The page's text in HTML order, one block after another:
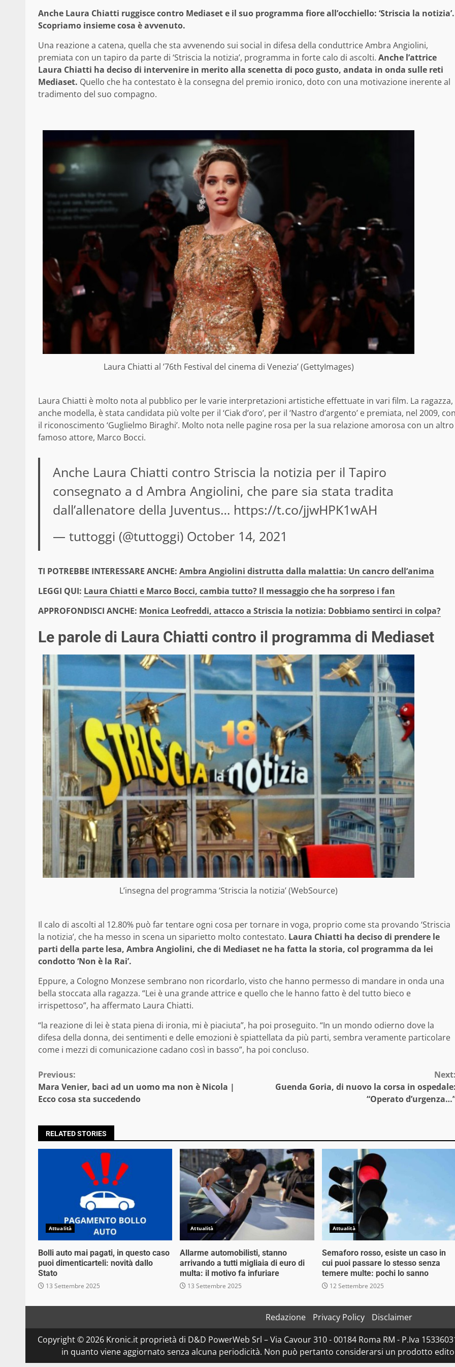
Anche Laura Chiatti ruggisce contro Mediaset e il suo programma fiore all’occhiello: ‘Striscia la notizia’.
Scopriamo insieme cosa è avvenuto.
Una reazione a catena, quella che sta avvenendo sui social in difesa della conduttrice Ambra Angiolini,
premiata con un tapiro da parte di ‘Striscia la notizia’, programma in forte calo di ascolti. Anche l’attrice
Laura Chiatti ha deciso di intervenire in merito alla scenetta di poco gusto, andata in onda sulle reti
Mediaset. Quello che ha contestato è la consegna del premio ironico, doto con una motivazione inerente al
tradimento del suo compagno.
Laura Chiatti al ’76th Festival del cinema di Venezia’ (GettyImages)
Laura Chiatti è molto nota al pubblico per le varie interpretazioni artistiche effettuate in vari film. La ragazza,
anche modella, è stata candidata più volte per il ‘Ciak d’oro’, per il ‘Nastro d’argento’ e premiata, nel 2009,
il riconoscimento ‘Guglielmo Biraghi’. Molto nota nelle pagine rosa per la sua relazione amorosa con un altro
famoso attore, Marco Bocci.
Anche Laura Chiatti contro Striscia la notizia per il Tapiro
consegnato a d Ambra Angiolini, che pare sia stata tradita
dall’allenatore della Juventus… https://t.co/jjwHPK1wAH
— tuttoggi (@tuttoggi) October 14, 2021
TI POTREBBE INTERESSARE ANCHE: Ambra Angiolini distrutta dalla malattia: Un cancro dell’anima
LEGGI QUI: Laura Chiatti e Marco Bocci, cambia tutto? Il messaggio che ha sorpreso i fan
APPROFONDISCI ANCHE: Monica Leofreddi, attacco a Striscia la notizia: Dobbiamo sentirci in colpa?
Le parole di Laura Chiatti contro il programma di Mediaset
L’insegna del programma ‘Striscia la notizia’ (WebSource)
Il calo di ascolti al 12.80% può far tentare ogni cosa per tornare in voga, proprio come sta provando ‘Striscia
la notizia’, che ha messo in scena un siparietto molto contestato. Laura Chiatti ha deciso di prendere le
parti della parte lesa, Ambra Angiolini, che di Mediaset ne ha fatta la storia, col programma da lei
condotto ‘Non è la Rai’.
Eppure, a Cologno Monzese sembrano non ricordarlo, visto che hanno permesso di mandare in onda una
bella stoccata alla ragazza. “Lei è una grande attrice e quello che le hanno fatto è del tutto bieco e
irrispettoso”, ha affermato Laura Chiatti.
“la reazione di lei è stata piena di ironia, mi è piaciuta”, ha poi proseguito. “In un mondo odierno dove la
difesa della donna, dei sentimenti e delle emozioni è spiattellata da più parti, sembra veramente particolare
come i mezzi di comunicazione cadano così in basso”, ha poi concluso.
Continue
Reading
Previous:
Mara Venier, baci ad un uomo ma non è Nicola |
Ecco cosa sta succedendo
Guenda Goria, di nuovo la corsa in
“Operato
RELATED STORIES
Attualità
Bolli auto mai pagati, in questo caso
puoi dimenticarteli: novità dallo
Stato
13 Settembre 2025
Attualità
Allarme automobilisti, stanno
arrivando a tutti migliaia di euro di
multa: il motivo fa infuriare
13 Settembre 2025
Attualità
Semaforo rosso, esiste un caso in
cui puoi passare lo stesso senza
temere multe: pochi lo sanno
12 Settembre 2025
Redazione Privacy Policy
Disclaimer
Copyright © 2026 Kronic.it proprietà di D&D PowerWeb Srl – Via Cavour 310 - 00184 Roma RM - P.Iva
in quanto viene aggiornato senza alcuna periodicità. Non può pertanto considerarsi un prodotto